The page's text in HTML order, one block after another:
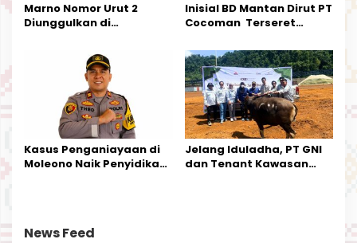
Marno Nomor Urut 2
Diunggulkan di
Kesederhanaannya Jadi
Harapan Warga
Inisial BD Mantan Dirut PT
Cocoman Terseret
Tata Kelola Tambang
Kalimantan Barat
Kasus Penganiayaan di
Moleono Naik Penyidikan,
Jelang Iduladha, PT GNI
dan Tenant Kawasan
News Feed